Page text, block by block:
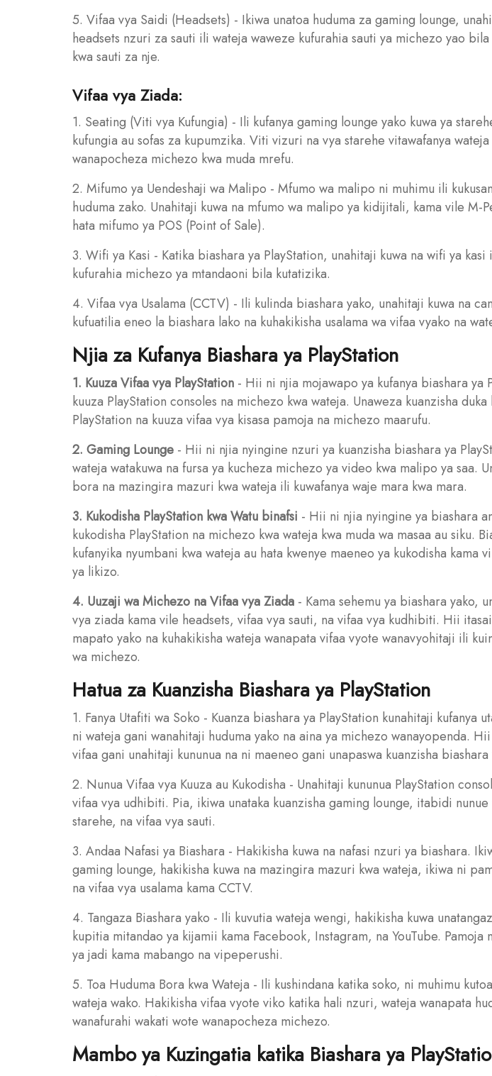
5. Vifaa vya Saidi (Headsets) - Ikiwa unatoa huduma za gaming lounge,
headsets nzuri za sauti ili wateja waweze kufurahia sauti ya michezo yao bila
kwa sauti za nje.
Vifaa vya Ziada:
1. Seating (Viti vya Kufungia) - Ili kufanya gaming lounge yako kuwa ya
kufungia au sofas za kupumzika. Viti vizuri na vya starehe vitawafanya
wanapocheza michezo kwa muda mrefu.
2. Mifumo ya Uendeshaji wa Malipo - Mfumo wa malipo ni muhimu ili
huduma zako. Unahitaji kuwa na mfumo wa malipo ya kidijitali, kama vile M-
hata mifumo ya POS (Point of Sale).
3. Wifi ya Kasi - Katika biashara ya PlayStation, unahitaji kuwa na wifi ya
kufurahia michezo ya mtandaoni bila kutatizika.
4. Vifaa vya Usalama (CCTV) - Ili kulinda biashara yako, unahitaji kuwa na
kufuatilia eneo la biashara lako na kuhakikisha usalama wa vifaa vyako na
Njia za Kufanya Biashara ya PlayStation
1. Kuuza Vifaa vya PlayStation - Hii ni njia mojawapo ya kufanya biashara ya
kuuza PlayStation consoles na michezo kwa wateja. Unaweza kuanzisha duka
PlayStation na kuuza vifaa vya kisasa pamoja na michezo maarufu.
2. Gaming Lounge - Hii ni njia nyingine nzuri ya kuanzisha biashara ya
wateja watakuwa na fursa ya kucheza michezo ya video kwa malipo ya saa.
bora na mazingira mazuri kwa wateja ili kuwafanya waje mara kwa mara.
3. Kukodisha PlayStation kwa Watu binafsi - Hii ni njia nyingine ya biashara
kukodisha PlayStation na michezo kwa wateja kwa muda wa masaa au siku.
kufanyika nyumbani kwa wateja au hata kwenye maeneo ya kukodisha kama
ya likizo.
4. Uuzaji wa Michezo na Vifaa vya Ziada - Kama sehemu ya biashara yako,
vya ziada kama vile headsets, vifaa vya sauti, na vifaa vya kudhibiti. Hii
mapato yako na kuhakikisha wateja wanapata vifaa vyote wanavyohitaji ili
wa michezo.
Hatua za Kuanzisha Biashara ya PlayStation
1. Fanya Utafiti wa Soko - Kuanza biashara ya PlayStation kunahitaji kufanya
ni wateja gani wanahitaji huduma yako na aina ya michezo wanayopenda.
vifaa gani unahitaji kununua na ni maeneo gani unapaswa kuanzisha biashara
2. Nunua Vifaa vya Kuuza au Kukodisha - Unahitaji kununua PlayStation
vifaa vya udhibiti. Pia, ikiwa unataka kuanzisha gaming lounge, itabidi
starehe, na vifaa vya sauti.
3. Andaa Nafasi ya Biashara - Hakikisha kuwa na nafasi nzuri ya biashara.
gaming lounge, hakikisha kuwa na mazingira mazuri kwa wateja, ikiwa ni
na vifaa vya usalama kama CCTV.
4. Tangaza Biashara yako - Ili kuvutia wateja wengi, hakikisha kuwa
kupitia mitandao ya kijamii kama Facebook, Instagram, na YouTube. Pamoja
ya jadi kama mabango na vipeperushi.
5. Toa Huduma Bora kwa Wateja - Ili kushindana katika soko, ni muhimu
wateja wako. Hakikisha vifaa vyote viko katika hali nzuri, wateja wanapata
wanafurahi wakati wote wanapocheza michezo.
Mambo ya Kuzingatia katika Biashara ya